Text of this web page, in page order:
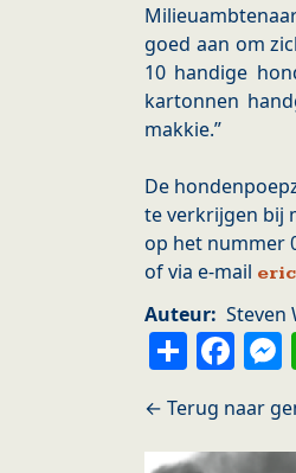
goed aan om
10 handige
kartonnen
makkie.”
De
te verkrijgen bij
op het nummer
of via e-mail
Auteur Steven
Share